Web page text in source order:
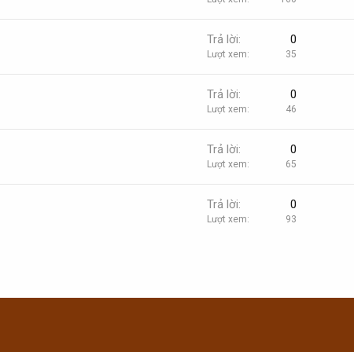
Trả lời 0
Lượt xem 35
Trả lời 0
Lượt xem 46
Trả lời 0
Lượt xem 65
Trả lời 0
Lượt xem 93